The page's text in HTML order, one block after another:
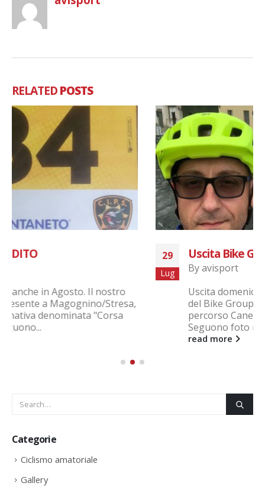
RELATEDPOSTS
29 Uscita Bike Group 25/07/2021
Uscita domenicale del 25/07/2021 dei ragazzi
del Bike Group di AviSport di Legnano sul
percorso Canegrate, Boffalora, Castelletto.
Categorie
Ciclismo amatoriale
Gallery